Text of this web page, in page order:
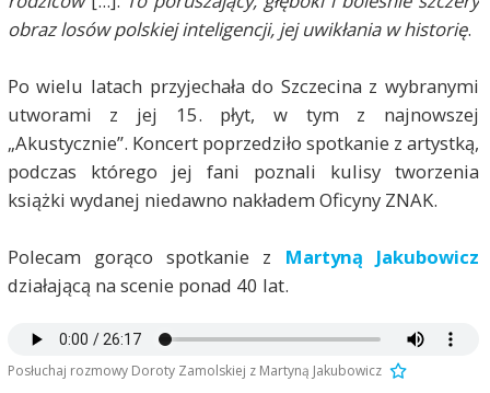
obraz losów polskiej inteligencji, jej uwikłania w historię.
Po wielu latach przyjechała do Szczecina z wybranymi
utworami z jej 15. płyt, w tym z najnowszej
„Akustycznie”. Koncert poprzedziło spotkanie z artystką,
podczas którego jej fani poznali kulisy tworzenia
książki wydanej niedawno nakładem Oficyny ZNAK.
Polecam gorąco spotkanie z Martyną Jakubowicz
działającą na scenie ponad 40 lat.
Posłuchaj rozmowy Doroty Zamolskiej z Martyną Jakubowicz